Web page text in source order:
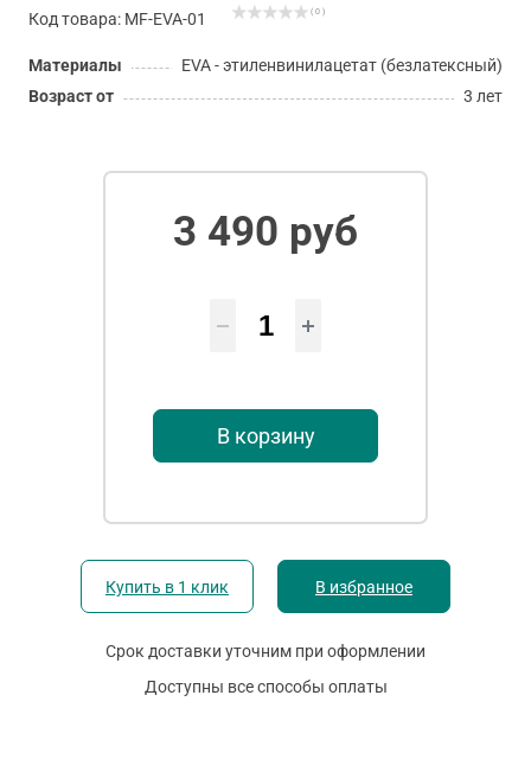
Код товара: MF-EVA-01 ( 0 )
Материалы
EVA - этиленвинилацетат (безлатексный)
Возраст от
3 лет
3 490 руб
В корзину
Купить в 1 клик В избранное
Срок доставки уточним при оформлении
Доступны все способы оплаты